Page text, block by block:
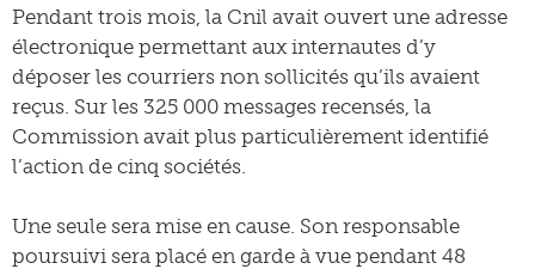
Pendant trois mois, la Cnil avait ouvert une adresse
électronique permettant aux internautes d’y
déposer les courriers non sollicités qu’ils avaient
reçus. Sur les 325 000 messages recensés, la
Commission avait plus particulièrement identifié
l’action de cinq sociétés.
Une seule sera mise en cause. Son responsable
poursuivi sera placé en garde à vue pendant 48